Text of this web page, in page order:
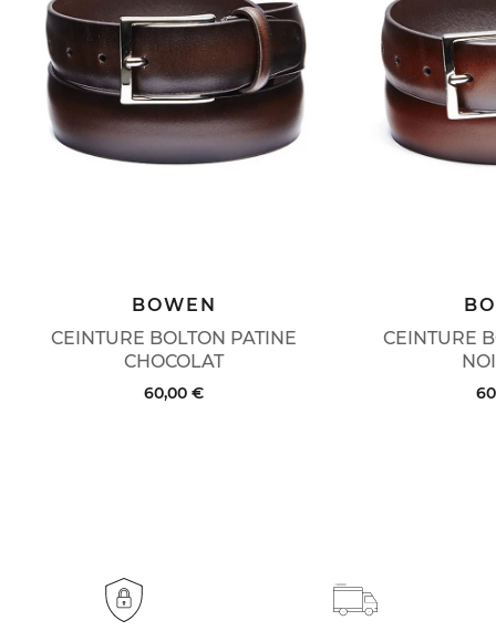
CEINTURE BOLTON PATINE
CHOCOLAT
BOWEN
60,00 €
CEINTURE